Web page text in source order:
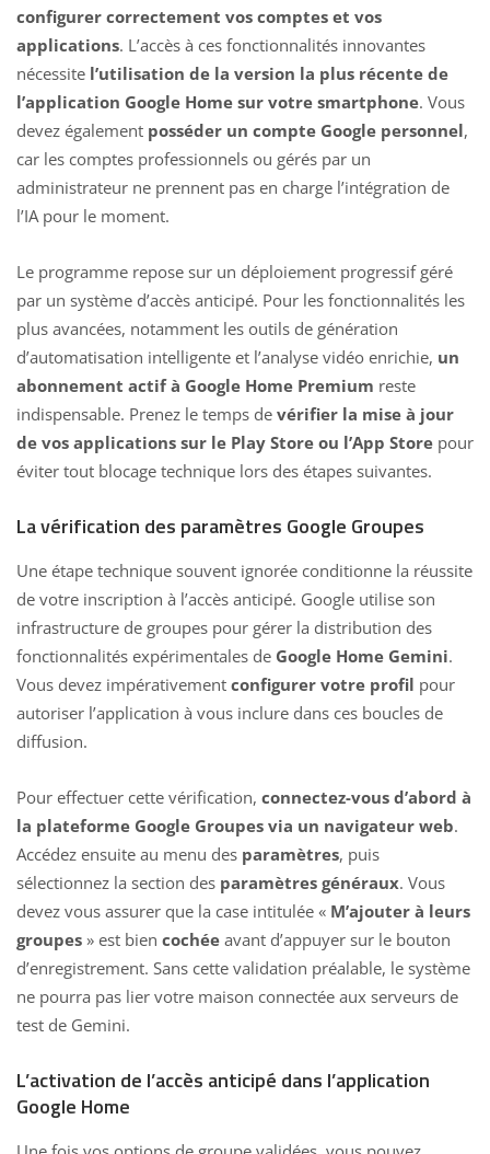
configurer correctement vos comptes et vos
applications. L’accès à ces fonctionnalités innovantes
nécessite l’utilisation de la version la plus récente de
l’application Google Home sur votre smartphone. Vous
devez également posséder un compte Google personnel,
car les comptes professionnels ou gérés par un
administrateur ne prennent pas en charge l’intégration de
l’IA pour le moment.
Le programme repose sur un déploiement progressif géré
par un système d’accès anticipé. Pour les fonctionnalités les
plus avancées, notamment les outils de génération
d’automatisation intelligente et l’analyse vidéo enrichie, un
abonnement actif à Google Home Premium reste
indispensable. Prenez le temps de vérifier la mise à jour
de vos applications sur le Play Store ou l’App Store pour
éviter tout blocage technique lors des étapes suivantes.
La vérification des paramètres Google Groupes
Une étape technique souvent ignorée conditionne la réussite
de votre inscription à l’accès anticipé. Google utilise son
infrastructure de groupes pour gérer la distribution des
fonctionnalités expérimentales de Google Home Gemini.
Vous devez impérativement configurer votre profil pour
autoriser l’application à vous inclure dans ces boucles de
diffusion.
Pour effectuer cette vérification, connectez-vous d’abord à
la plateforme Google Groupes via un navigateur web.
Accédez ensuite au menu des paramètres, puis
sélectionnez la section des paramètres généraux. Vous
devez vous assurer que la case intitulée « M’ajouter à leurs
groupes » est bien cochée avant d’appuyer sur le bouton
d’enregistrement. Sans cette validation préalable, le système
ne pourra pas lier votre maison connectée aux serveurs de
test de Gemini.
L’activation de l’accès anticipé dans l’application
Google Home